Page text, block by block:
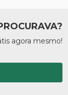
agora mesmo!